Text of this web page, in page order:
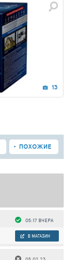
13
ПОХОЖИЕ
05:17 ВЧЕРА
В МАГАЗИН